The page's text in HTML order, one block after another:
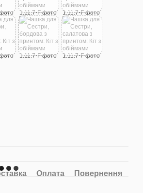
Оплата Повернення